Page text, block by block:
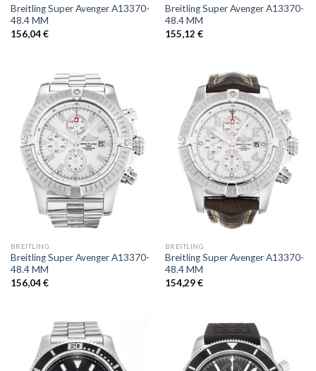
Breitling Super Avenger A13370-
48.4 MM
156,04€
Breitling Super Avenger A13370-
48.4 MM
155,12 €
BREITLING
Breitling Super Avenger A13370-
48.4 MM
156,04€
BREITLING
Breitling Super Avenger A13370-
48.4 MM
154,29€